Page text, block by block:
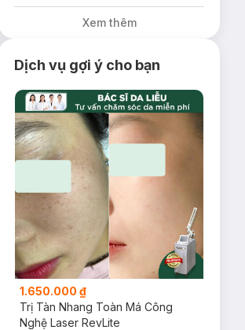
mẫu cũ và mới.
Xem thêm
Dịch vụ gợi ý cho bạn
1.650.000 ₫
Trị Tàn Nhang Toàn Má Công
Nghệ Laser RevLite